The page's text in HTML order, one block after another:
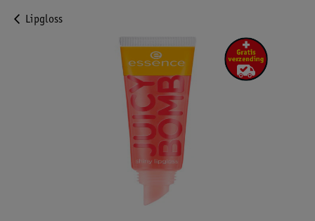
Lipgloss